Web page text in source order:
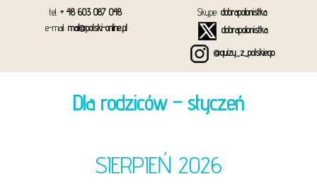
tel. + 48 603 087 048
e-mail: mail@polski-online.pl
Skype: dobrapolonistka
dobrapolonistka
@quizy_z_polskiego
Dla rodziców – styczeń
SIERPIEŃ 2026